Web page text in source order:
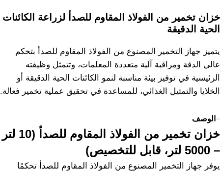
خزان تخمير من الفولاذ المقاوم للصدأ لزراعة الكائنات
الحية الدقيقة
يتميز جهاز التخمير المصنوع من الفولاذ المقاوم للصدأ بتحكم
عالي الدقة ومراقبة آلية متعددة المعلمات، وتتمثل وظيفته
الرئيسية في توفير بيئة مناسبة لنمو الكائنات الحية الدقيقة أو
الخلايا والتمثيل الغذائي، للمساعدة في تحقيق عملية تخمير فعالة.
الوصف
خزان تخمير من الفولاذ المقاوم للصدأ (10 لتر
– 5000 لتر، قابل للتخصيص)
يوفر جهاز التخمير المصنوع من الفولاذ المقاوم للصدأ تحكمًا